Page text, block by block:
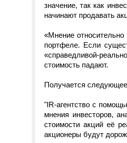
значение, так как
начинают продавать
«Мнение
портфеле. Если
«справедливой-
стоимость падают.
Получается
"IR-агентство с
мнения инвесторов,
стоимости акций её
акционеры будут